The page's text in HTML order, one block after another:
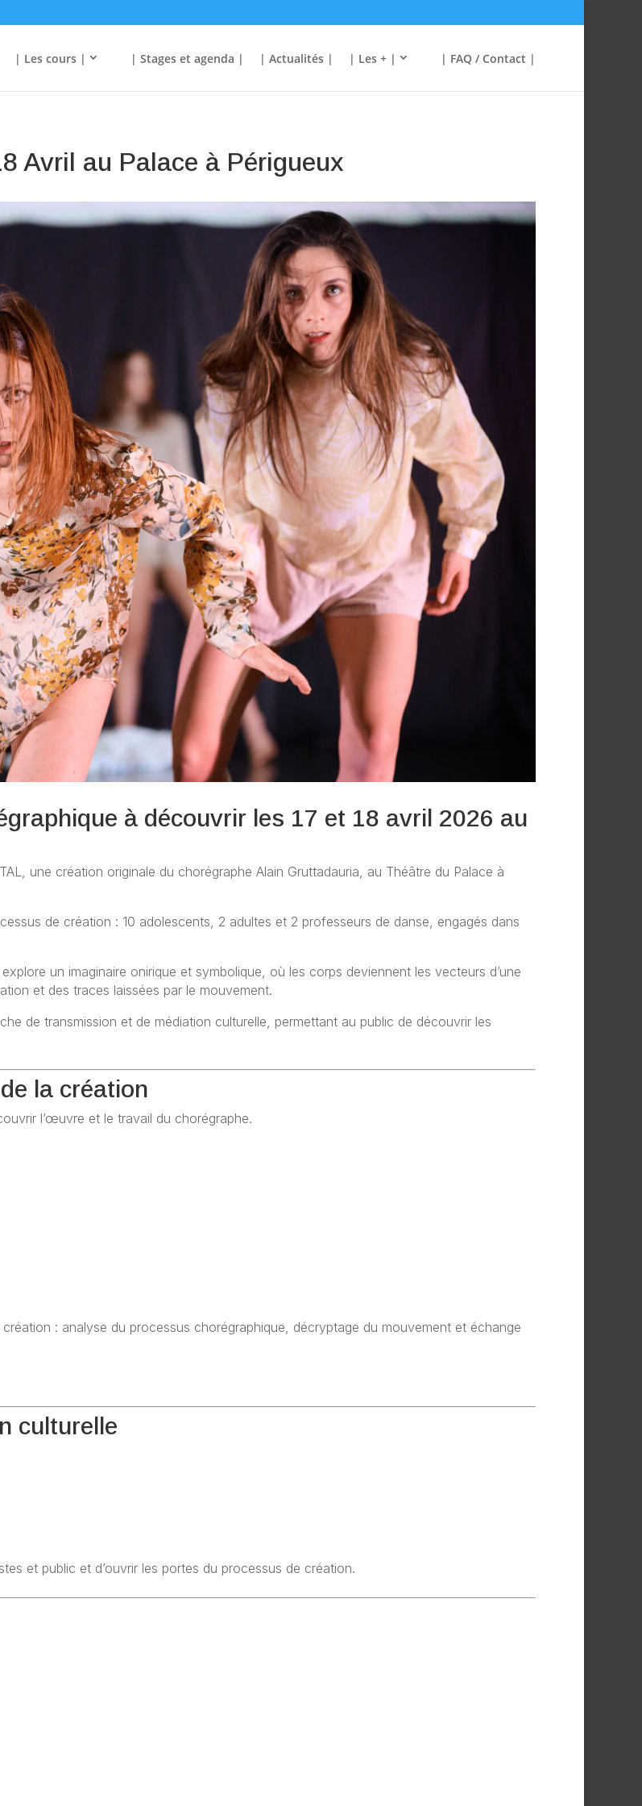
| Les cours | | Stages et agenda | | Actualités | | Les + | | FAQ / Contact |
Avril au Palace à Périgueux
à découvrir les 17 et 18 avril 2026 au
, une création originale du chorégraphe Alain Gruttadauria , au Théâtre du Palace à
de création : 10 adolescents, 2 adultes et 2 professeurs de danse , engagés dans
explore un imaginaire onirique et symbolique , où les corps deviennent les vecteurs d’une
et des traces laissées par le mouvement.
de transmission et de médiation culturelle , permettant au public de découvrir les
la création
l’œuvre et le travail du chorégraphe.
: analyse du processus chorégraphique, décryptage du mouvement et échange
culturelle
et public et d’ouvrir les portes du processus de création.